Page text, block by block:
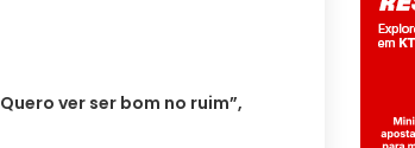
ver ser bom no ruim”,